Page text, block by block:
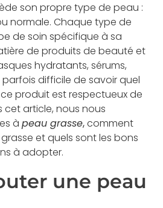
son propre type de peau :
normale. Chaque type de
de soin spécifique à sa
de produits de beauté et
hydratants, sérums,
difficile de savoir quel
produit est respectueux de
cet article, nous nous
à peau grasse,comment
et quels sont les bons
à adopter.
une peau